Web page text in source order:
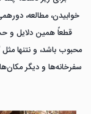
خوابیدن، مطالعه،
قطعاً همین دلایل و
محبوب باشد، و نتنها مثل
سفرخانه‌ها و دیگر